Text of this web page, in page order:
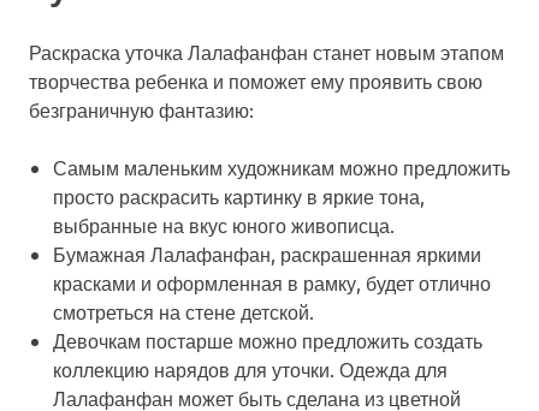
Раскраска уточка Лалафанфан станет новым этапом
творчества ребенка и поможет ему проявить свою
безграничную фантазию:
Самым маленьким художникам можно предложить
просто раскрасить картинку в яркие тона,
выбранные на вкус юного живописца.
Бумажная Лалафанфан, раскрашенная яркими
красками и оформленная в рамку, будет отлично
смотреться на стене детской.
Девочкам постарше можно предложить создать
коллекцию нарядов для уточки. Одежда для
Лалафанфан может быть сделана из цветной